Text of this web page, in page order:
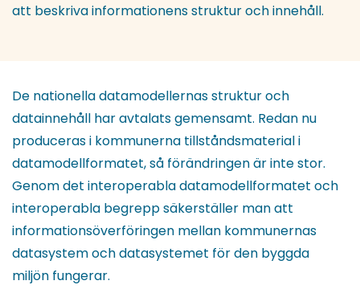
att beskriva informationens struktur och innehåll.
De nationella datamodellernas struktur och
datainnehåll har avtalats gemensamt. Redan nu
produceras i kommunerna tillståndsmaterial i
datamodellformatet, så förändringen är inte stor.
Genom det interoperabla datamodellformatet och
interoperabla begrepp säkerställer man att
informationsöverföringen mellan kommunernas
datasystem och datasystemet för den byggda
miljön fungerar.